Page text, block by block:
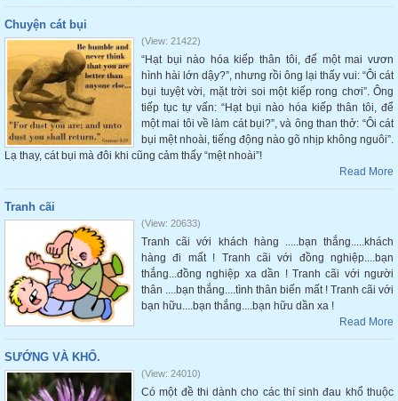
Chuyện cát bụi
(View: 21422)
“Hạt bụi nào hóa kiếp thân tôi, để một mai vươn
hình hài lớn dậy?”, nhưng rồi ông lại thấy vui: “Ôi cát
bụi tuyệt vời, mặt trời soi một kiếp rong chơi”. Ông
tiếp tục tự vấn: “Hạt bụi nào hóa kiếp thân tôi, để
một mai tôi về làm cát bụi?”, và ông than thở: “Ôi cát
bụi mệt nhoài, tiếng động nào gõ nhịp không nguôi”.
Lạ thay, cát bụi mà đôi khi cũng cảm thấy “mệt nhoài”!
Read More
Tranh cãi
(View: 20633)
Tranh cãi với khách hàng .....bạn thắng.....khách
hàng đi mất ! Tranh cãi với đồng nghiệp....bạn
thắng...đồng nghiệp xa dần ! Tranh cãi với người
thân ....bạn thắng....tình thân biến mất ! Tranh cãi với
bạn hữu....bạn thắng....bạn hữu dần xa !
Read More
SƯỚNG VÀ KHỔ.
(View: 24010)
Có một đề thi dành cho các thí sinh đau khổ thuộc